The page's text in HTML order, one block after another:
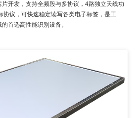
开发，支持全频段与多协议，4路独立天线功
协议，可快速稳定读写各类电子标签，是工
首选高性能识别设备。